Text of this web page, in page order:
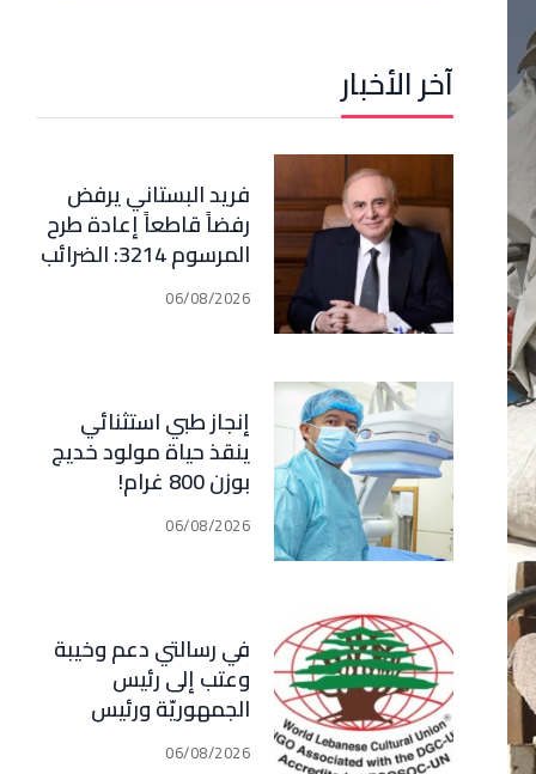
آخر الأخبار
فريد البستاني يرفض
رفضاً قاطعاً إعادة طرح
المرسوم 3214: الضرائب
الجديدة تعرقل التعافي
الاقتصادي وتناقض
06/08/2026
إنجاز طبي استثنائي
ينقذ حياة مولود خديج
بوزن 800 غرام!
06/08/2026
في رسالتي دعم وخيبة
وعتب إلى رئيس
الجمهوريّة ورئيس
مجلس الوزراء .. رئيس
06/08/2026